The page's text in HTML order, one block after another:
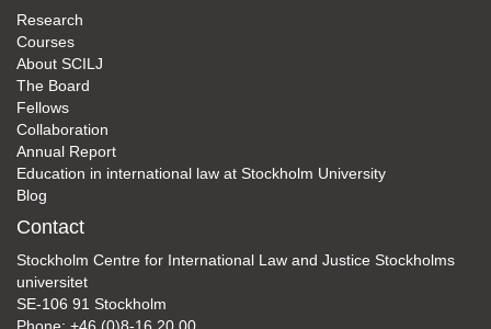
Research
Courses
About SCILJ
The Board
Fellows
Collaboration
Annual Report
Education in international law at Stockholm University
Blog
Contact
Stockholm Centre for International Law and Justice Stockholms
universitet
SE-106 91 Stockholm